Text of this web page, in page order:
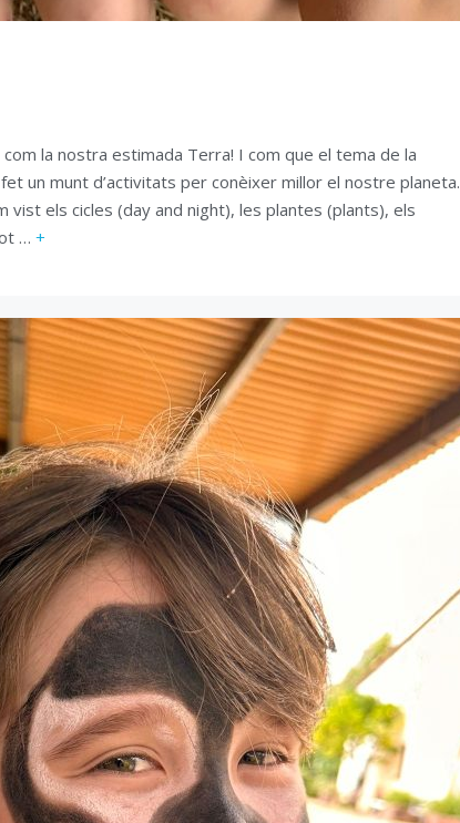
com la nostra estimada Terra! I com que el tema de la
un munt d’activitats per conèixer millor el nostre planeta.
vist els cicles (day and night), les plantes (plants), els
… +